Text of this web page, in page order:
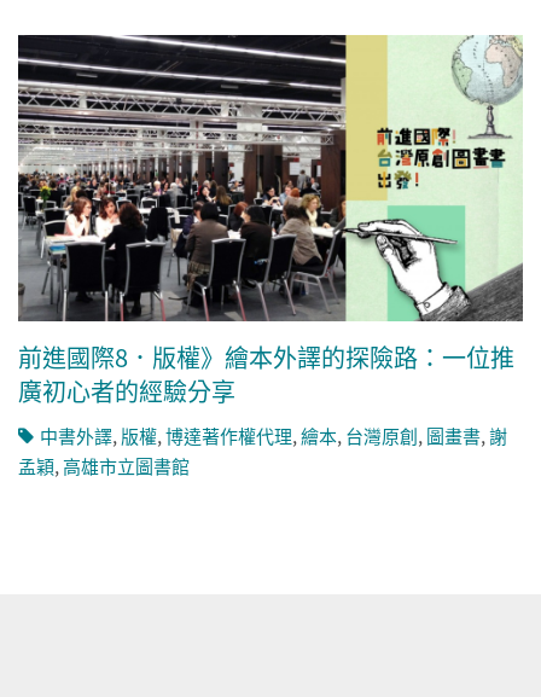
前進國際8．版權》繪本外譯的探險路：一位推
廣初心者的經驗分享
中書外譯, 版權,博達著作權代理,繪本, 台灣原創, 圖畫書,謝
孟穎,高雄市立圖書館